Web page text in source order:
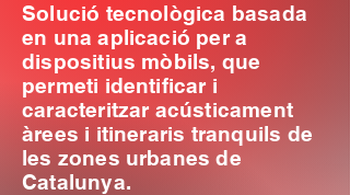
Solució tecnològica basada
en una aplicació per a
dispositius mòbils, que
permeti identificar i
caracteritzar acústicament
àrees i itineraris tranquils de
les zones urbanes de
Catalunya.